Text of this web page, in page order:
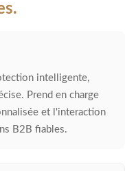
intelligente,
Prend en charge
et l'interaction
B2B fiables.